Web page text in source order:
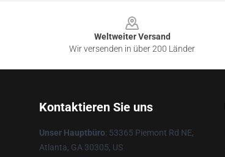
Weltweiter Versand
Wir versenden in über 200 Länder
Kontaktieren Sie uns
Unser Hauptbüro: 53365 Piemont Rd NE,
Atlanta, GA 30305, US